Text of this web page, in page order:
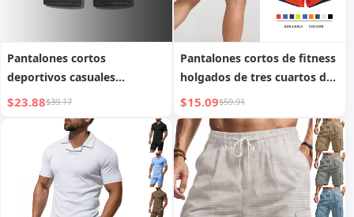
Pantalones cortos
deportivos casuales
versátiles y finos
$23.88$39.17
Pantalones cortos de fitness
holgados de tres cuartos de
secado rápido con forro
antiexposición de doble capa
para hombre
$15.09$59.91